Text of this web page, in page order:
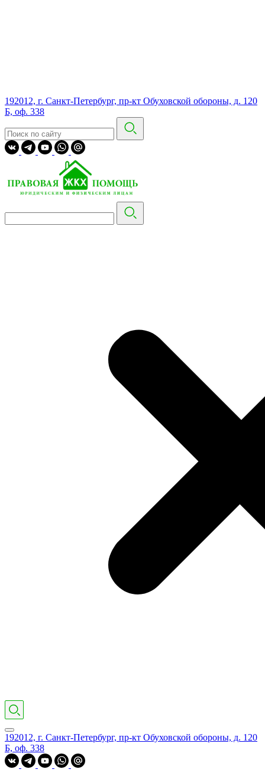
192012, г. Санкт-Петербург, пр-кт Обуховской обороны, д. 120
Б, оф. 338
192012, г. Санкт-Петербург, пр-кт Обуховской обороны, д. 120
Б, оф. 338